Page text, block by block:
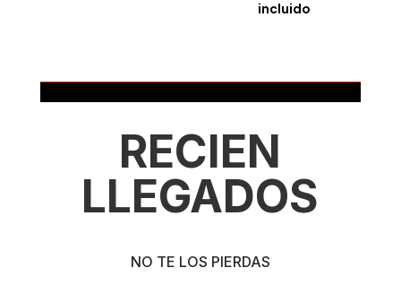
precio
incluido
RECIEN
LLEGADOS
NO TE LOS PIERDAS